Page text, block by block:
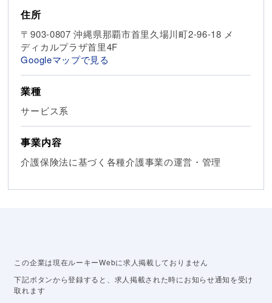
住所
〒903-0807 沖縄県那覇市首里久場川町2-96-18 メ
ディカルプラザ首里4F
Googleマップで見る
業種
サービス系
事業内容
介護保険法に基づく各種介護事業の運営・管理
この企業は現在ルーキーWebに求人掲載しておりません
下記ボタンから登録すると、求人掲載された時にお知らせ通知を受け
取れます